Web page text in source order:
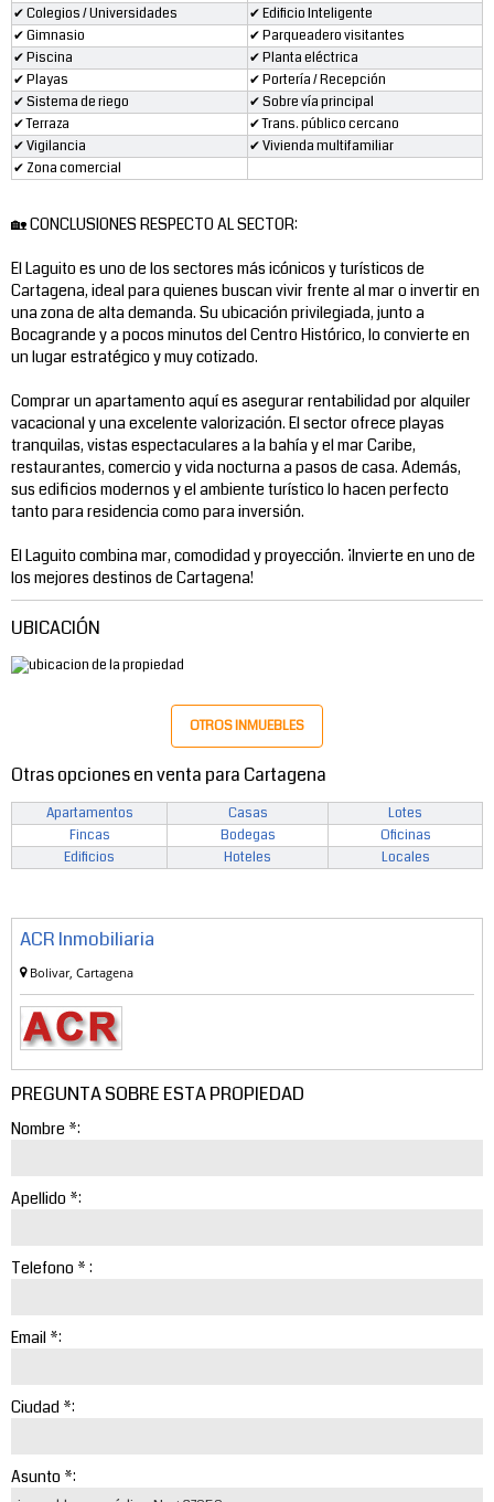
✔ Colegios / Universidades
✔ Edificio Inteligente
✔ Gimnasio
✔ Parqueadero visitantes
✔ Piscina
✔ Planta eléctrica
✔ Playas
✔ Portería / Recepción
✔ Sistema de riego
✔ Sobre vía principal
✔ Terraza
✔ Trans. público cercano
✔ Vigilancia
✔ Vivienda multifamiliar
✔ Zona comercial
🏡 CONCLUSIONES RESPECTO AL SECTOR:
El Laguito es uno de los sectores más icónicos y turísticos de
Cartagena, ideal para quienes buscan vivir frente al mar o invertir en
una zona de alta demanda. Su ubicación privilegiada, junto a
Bocagrande y a pocos minutos del Centro Histórico, lo convierte en
un lugar estratégico y muy cotizado.
Comprar un apartamento aquí es asegurar rentabilidad por alquiler
vacacional y una excelente valorización. El sector ofrece playas
tranquilas, vistas espectaculares a la bahía y el mar Caribe,
restaurantes, comercio y vida nocturna a pasos de casa. Además,
sus edificios modernos y el ambiente turístico lo hacen perfecto
tanto para residencia como para inversión.
El Laguito combina mar, comodidad y proyección. ¡Invierte en uno de
los mejores destinos de Cartagena!
UBICACIÓN
OTROS INMUEBLES
Otras opciones en venta para Cartagena
Apartamentos Casas
Lotes
Fincas
Bodegas
Oficinas
Edificios
Hoteles Locales
ACR Inmobiliaria
Bolivar, Cartagena
PREGUNTA SOBRE ESTA PROPIEDAD
Nombre *:
Apellido *:
Telefono * :
Email *:
Ciudad *:
Asunto *: